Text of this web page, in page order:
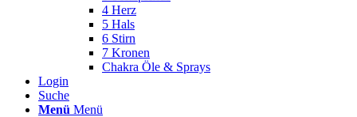
4 Herz
5 Hals
6 Stirn
7 Kronen
Chakra Öle & Sprays
Login
Suche
Menü Menü